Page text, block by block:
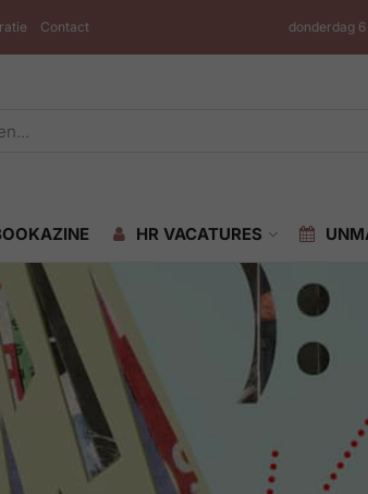
Contact donderdag
HR VACATURES